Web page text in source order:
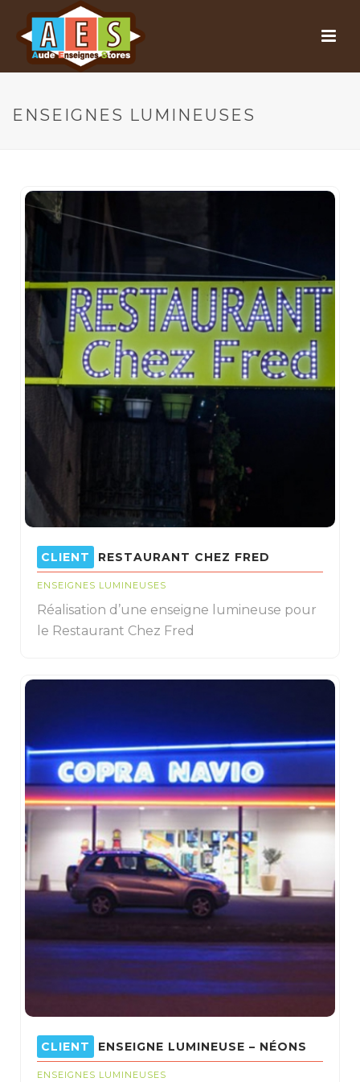
ENSEIGNES LUMINEUSES
RESTAURANT CHEZ FRED
ENSEIGNES LUMINEUSES
Réalisation d’une enseigne lumineuse pour
le Restaurant Chez Fred
ENSEIGNE LUMINEUSE – NÉONS
ENSEIGNES LUMINEUSES